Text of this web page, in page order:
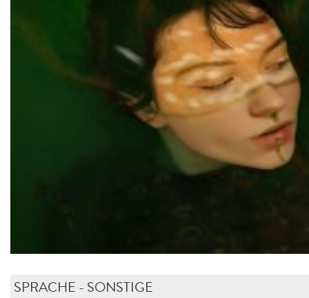
SPRACHE - SONSTIGE